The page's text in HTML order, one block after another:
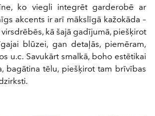
ko viegli integrēt garderobē ar
akcents ir arī mākslīgā kažokāda –
kā šajā gadījumā, piešķirot
blūzei, gan detaļās, piemēram,
u.c. Savukārt smalkā, boho estētikai
bagātina tēlu, piešķirot tam brīvības